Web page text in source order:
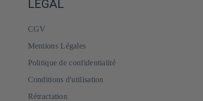
LÉGAL
CGV
Mentions Légales
Politique de confidentialité
Conditions d'utilisation
Rétractation